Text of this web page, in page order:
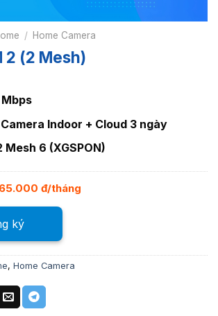
/ Home Camera
2 (2 Mesh)
Camera Indoor + Cloud 3 ngày
Mesh 6 (XGSPON)
đ/tháng
ký
, Home Camera